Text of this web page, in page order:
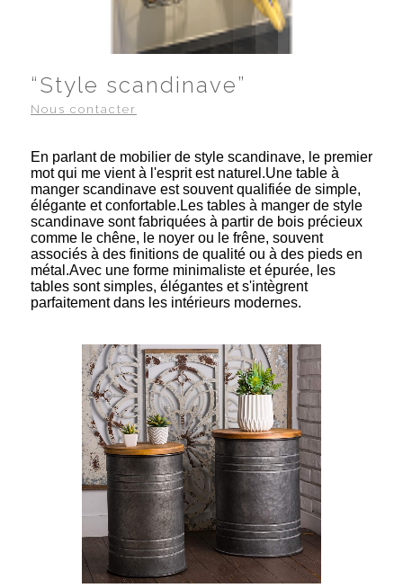
“Style scandinave”
Nous contacter
En parlant de mobilier de style scandinave, le premier
mot qui me vient à l'esprit est naturel.Une table à
manger scandinave est souvent qualifiée de simple,
élégante et confortable.Les tables à manger de style
scandinave sont fabriquées à partir de bois précieux
comme le chêne, le noyer ou le frêne, souvent
associés à des finitions de qualité ou à des pieds en
métal.Avec une forme minimaliste et épurée, les
tables sont simples, élégantes et s'intègrent
parfaitement dans les intérieurs modernes.